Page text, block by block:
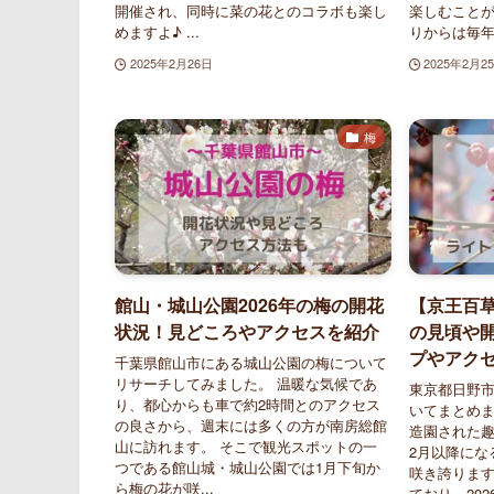
開催され、同時に菜の花とのコラボも楽し
めますよ♪ ...
2025年2月26日
楽しむこと
りからは毎
2025年2月
梅
館山・城山公園2026年の梅の開花
状況！見どころやアクセスを紹介
千葉県館山市にある城山公園の梅について
リサーチしてみました。 温暖な気候であ
り、都心からも車で約2時間とのアクセス
の良さから、週末には多くの方が南房総館
山に訪れます。 そこで観光スポットの一
つである館山城・城山公園では1月下旬か
ら梅の花が咲...
【京王百
の見頃や
プやアク
東京都日野
いてまとめ
造園された
2月以降にな
咲き誇りま